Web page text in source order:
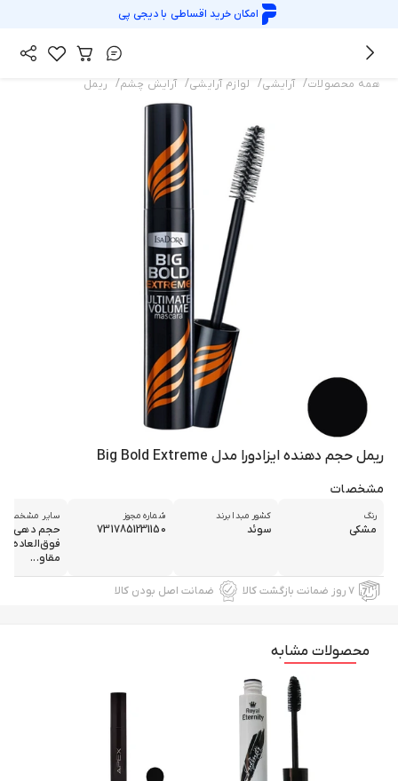
امکان خرید اقساطی بادیجی پی
همه محصولات/ آرایشی/ لوازم آرایشی/ آرایش چشم/ ریمل
ریمل حجم دهنده ایزادورا مدل Big Bold Extreme
مشخصات
رنگ
مشکی
کشور مبدا برند
سوئد
شماره مجوز
7317851231150
سایر مشخصات
حجم دهی
فوق‌العاده
مقاو...
۷ روز ضمانت بازگشت کالا ضمانت اصل بودن کالا
محصولات مشابه